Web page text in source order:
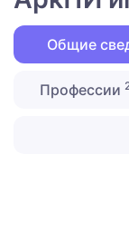
Общие
Профессии